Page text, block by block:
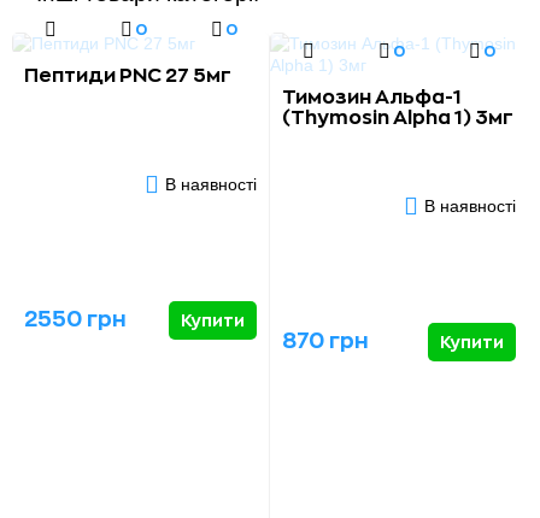
0 0
Пептиди PNC 27 5мг
В наявності
2550 грн Купити
0 0
Тимозин Альфа-1
(Thymosin Alpha 1) 3мг
В наявності
870 грн Купити